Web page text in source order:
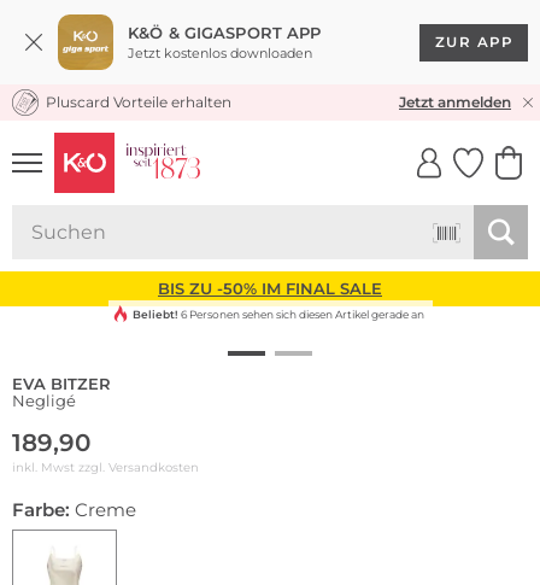
K&Ö & GIGASPORT APP
Jetzt kostenlos downloaden
ZUR APP
KOSTENLOSER VERSAND* & RÜCKVERSAND
Pluscard Vorteile erhalten Jetzt anmelden
UNSERE APP
CLICK &
BIS ZU -50% IM FINAL SALE
Beliebt! 6 Personen sehen sich diesen Artikel gerade an
EVA BITZER
Negligé
189,90
inkl. Mwst zzgl. Versandkosten
Farbe: Creme